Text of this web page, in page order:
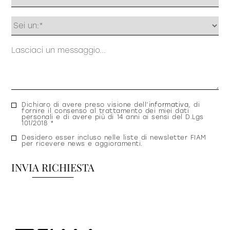
Profilo
Consenso
privacy
Dichiaro di avere preso visione dell’ informativa, di
fornire il consenso al trattamento dei miei dati
personali e di avere più di 14 anni ai sensi del D.Lgs
101/2018 *
Consenso
newsletter
Desidero esser incluso nelle liste di newsletter FIAM
per ricevere news e aggioramenti.